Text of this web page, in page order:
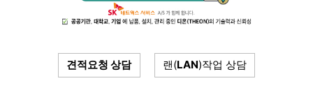
견적요청 상담 랜(LAN)작업 상담